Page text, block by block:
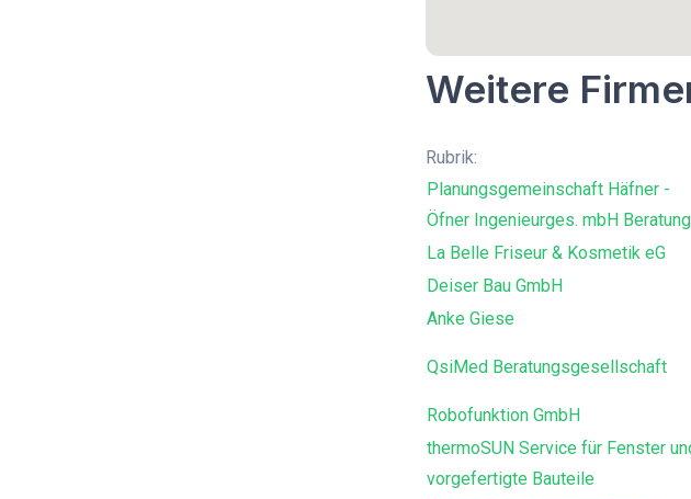
Weitere
Rubrik:
Planungsgemeinschaft Häfner -
Öfner Ingenieurges. mbH
La Belle Friseur & Kosmetik eG
Deiser Bau GmbH
Anke Giese
QsiMed Beratungsgesellschaft
Robofunktion GmbH
thermoSUN Service für Fenster
vorgefertigte Bauteile